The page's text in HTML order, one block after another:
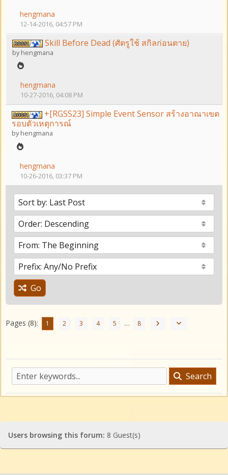
hengmana
12-14-2016, 04:57 PM
Skill Before Dead (ศัตรูใช้ สกิลก่อนตาย)
byhengmana
hengmana
10-27-2016, 04:08 PM
+[RGSS23] Simple Event Sensor สร้างอาณาเขต
รอบตัวเหตุการณ์
byhengmana
hengmana
10-26-2016, 03:37 PM
Go
Pages (8): 1 2 3 4 5 … 8
Search
Users browsing this forum: 8 Guest(s)